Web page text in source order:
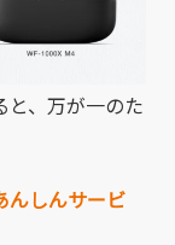
と、万が一のた
んしんサービ